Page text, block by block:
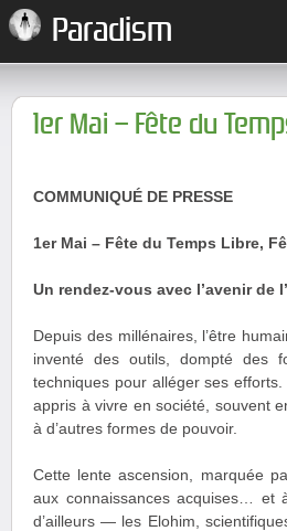
Paradism
1er Mai – Fête du
COMMUNIQUÉ DE PRESSE
1er Mai – Fête du Temps Libre,
Un rendez-vous avec l’avenir
Depuis des millénaires, l’être
inventé des outils, dompté des
techniques pour alléger ses
appris à vivre en société, souvent
à d’autres formes de pouvoir.
Cette lente ascension, marquée
aux connaissances acquises… et
d’ailleurs — les Elohim,